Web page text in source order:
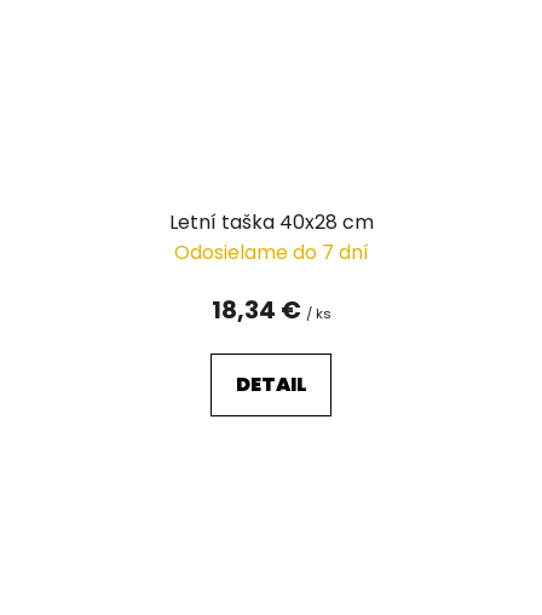
Letní taška 40x28 cm
Odosielame do 7 dní
18,34 € / ks
DETAIL